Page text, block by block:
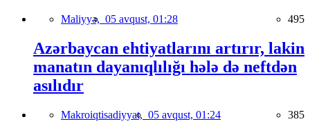
Maliyyə, 05 avqust, 01:28 495
Azərbaycan ehtiyatlarını artırır, lakin
manatın dayanıqlılığı hələ də neftdən
asılıdır
Makroiqtisadiyyat, 05 avqust, 01:24 385